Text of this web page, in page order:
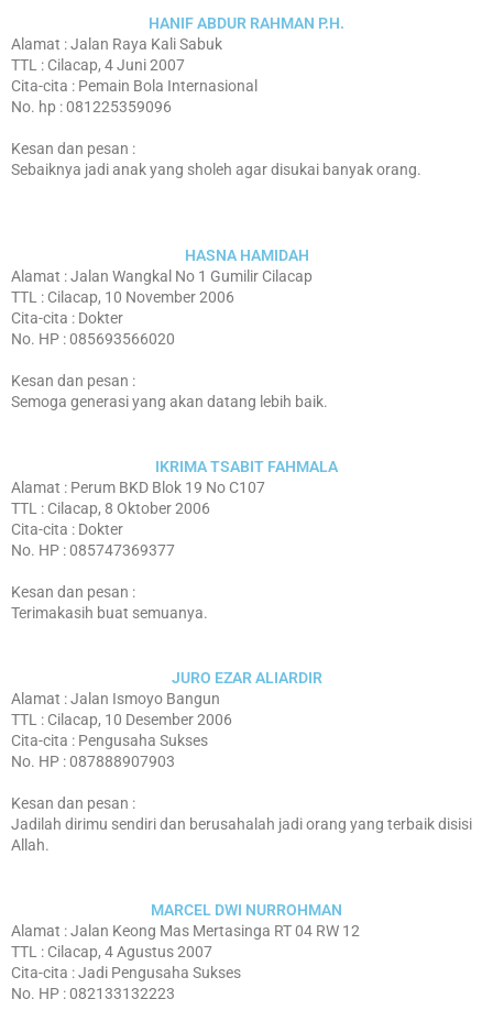
HANIF ABDUR RAHMAN P.H.
Alamat : Jalan Raya Kali Sabuk
TTL : Cilacap, 4 Juni 2007
Cita-cita : Pemain Bola Internasional
No. hp : 081225359096
Kesan dan pesan :
Sebaiknya jadi anak yang sholeh agar disukai banyak orang.
HASNA HAMIDAH
Alamat : Jalan Wangkal No 1 Gumilir Cilacap
TTL : Cilacap, 10 November 2006
Cita-cita : Dokter
No. HP : 085693566020
Kesan dan pesan :
Semoga generasi yang akan datang lebih baik.
IKRIMA TSABIT FAHMALA
Alamat : Perum BKD Blok 19 No C107
TTL : Cilacap, 8 Oktober 2006
Cita-cita : Dokter
No. HP : 085747369377
Kesan dan pesan :
Terimakasih buat semuanya.
JURO EZAR ALIARDIR
Alamat : Jalan Ismoyo Bangun
TTL : Cilacap, 10 Desember 2006
Cita-cita : Pengusaha Sukses
No. HP : 087888907903
Kesan dan pesan :
Jadilah dirimu sendiri dan berusahalah jadi orang yang terbaik disisi
Allah.
MARCEL DWI NURROHMAN
Alamat : Jalan Keong Mas Mertasinga RT 04 RW 12
TTL : Cilacap, 4 Agustus 2007
Cita-cita : Jadi Pengusaha Sukses
No. HP : 082133132223